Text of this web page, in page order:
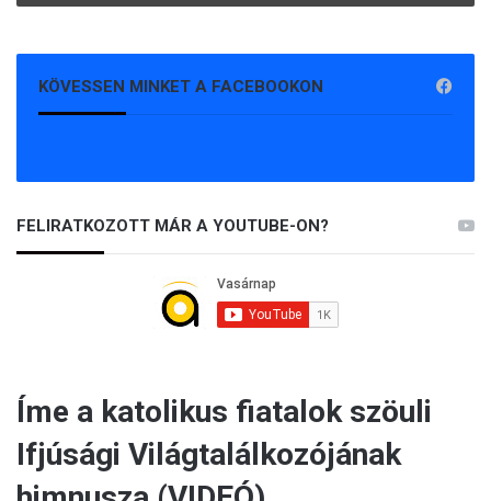
KÖVESSEN MINKET A FACEBOOKON
FELIRATKOZOTT MÁR A YOUTUBE-ON?